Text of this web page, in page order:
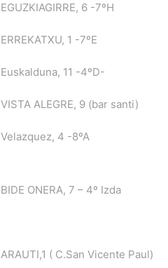
EGUZKIAGIRRE, 6 -7ºH
ERREKATXU, 1 -7ºE
Euskalduna, 11 -4ºD-
VISTA ALEGRE, 9 (bar santi)
Velazquez, 4 -8ºA
BIDE ONERA, 7 – 4º Izda
ARAUTI,1 ( C.San Vicente Paul)